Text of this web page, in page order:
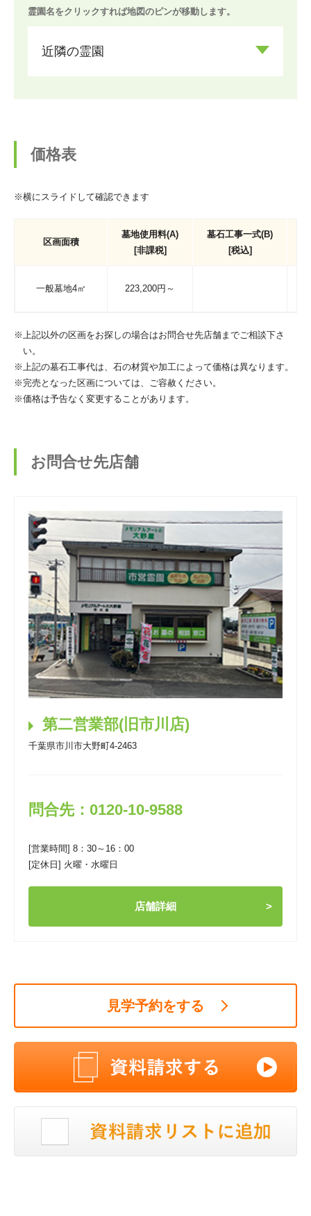
霊園名をクリックすれば地図のピンが移動します。
近隣の霊園
価格表
※横にスライドして確認できます
区画面積
墓地使用料(A)
[非課税]
墓石工事一式(B)
[税込]
一般墓地4㎡ 223,200円～
※上記以外の区画をお探しの場合はお問合せ先店舗までご相談下さ
い。
※上記の墓石工事代は、石の材質や加工によって価格は異なります。
※完売となった区画については、ご容赦ください。
※価格は予告なく変更することがあります。
お問合せ先店舗
第二営業部(旧市川店)
千葉県市川市大野町4-2463
問合先：0120-10-9588
[営業時間] 8：30～16：00
[定休日] 火曜・水曜日
店舗詳細
見学予約をする